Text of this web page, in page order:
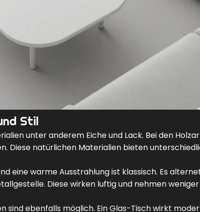
Stil
unter anderem Eiche und Lack. Bei den
Diese natürlichen Materialien bieten
eine warme Ausstrahlungist klassisch. Es
Diese wirken luftig und nehmen
sind ebenfalls möglich. Ein Glas-Tisch wirkt